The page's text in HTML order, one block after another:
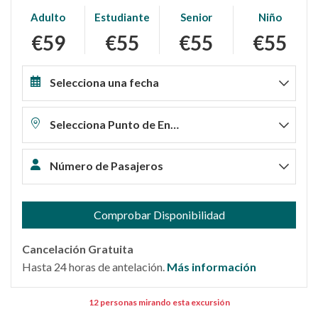
Adulto
€59
Estudiante
€55
Senior
€55
Niño
€55
Selecciona una fecha
Número de Pasajeros
Comprobar Disponibilidad
Cancelación Gratuita
Hasta 24 horas de antelación. Más información
12 personas mirando esta excursión